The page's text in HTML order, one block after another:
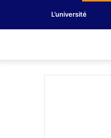
L’université